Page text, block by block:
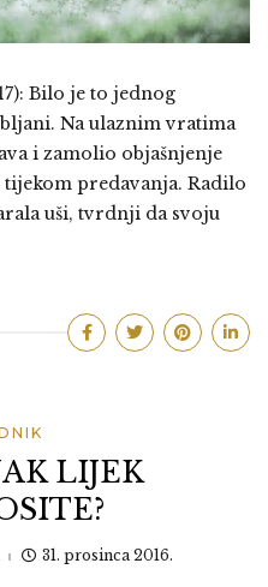
Bilo je to jednog
Na ulaznim vratima
i zamolio objašnjenje
tijekom predavanja. Radilo
uši, tvrdnji da svoju
LIJEK
31. prosinca 2016.